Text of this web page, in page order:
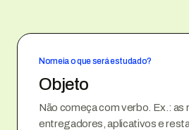
Nomeia o que será estudado?
Objeto
Não começa com verbo. Ex.: as
entregadores, aplicativos e